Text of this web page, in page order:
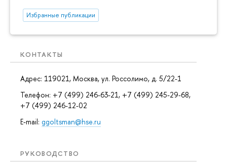
Избранные публикации
КОНТАКТЫ
Адрес: 119021, Москва, ул. Россолимо, д. 5/22-1
Телефон: +7 (499) 246-63-21, +7 (499) 245-29-68,
+7 (499) 246-12-02
E-mail: ggoltsman@hse.ru
РУКОВОДСТВО